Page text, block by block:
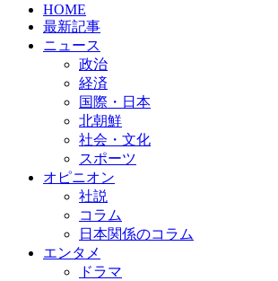
HOME
最新記事
ニュース
政治
経済
国際・日本
北朝鮮
社会・文化
スポーツ
オピニオン
社説
コラム
日本関係のコラム
エンタメ
ドラマ